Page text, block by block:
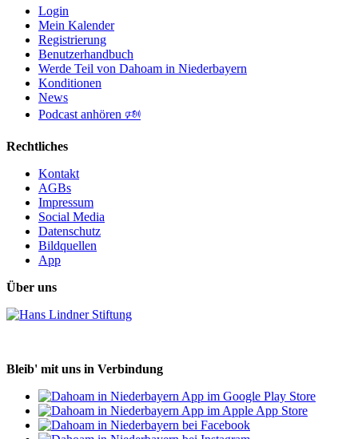
Login
Mein Kalender
Registrierung
Benutzerhandbuch
Werde Teil von Dahoam in Niederbayern
Konditionen
News
Podcast anhören 🕬
Rechtliches
Kontakt
AGBs
Impressum
Social Media
Datenschutz
Bildquellen
App
Über uns
Bleib' mit uns in Verbindung